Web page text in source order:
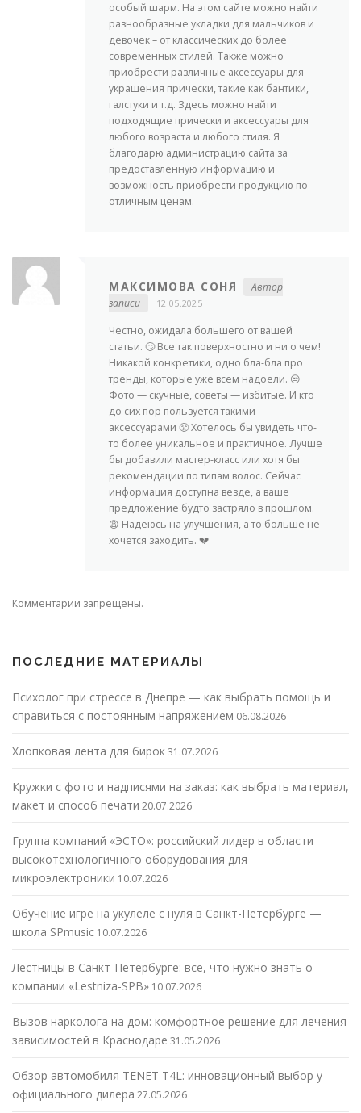
особый шарм. На этом сайте можно найти
разнообразные укладки для мальчиков и
девочек – от классических до более
современных стилей. Также можно
приобрести различные аксессуары для
украшения прически, такие как бантики,
галстуки и т.д. Здесь можно найти
подходящие прически и аксессуары для
любого возраста и любого стиля. Я
благодарю администрацию сайта за
предоставленную информацию и
возможность приобрести продукцию по
отличным ценам.
МАКСИМОВА СОНЯ
Автор
записи
12.05.2025
Честно, ожидала большего от вашей
статьи. 🙄 Все так поверхностно и ни о чем!
Никакой конкретики, одно бла-бла про
тренды, которые уже всем надоели. 😒
Фото — скучные, советы — избитые. И кто
до сих пор пользуется такими
аксессуарами 😤 Хотелось бы увидеть что-
то более уникальное и практичное. Лучше
бы добавили мастер-класс или хотя бы
рекомендации по типам волос. Сейчас
информация доступна везде, а ваше
предложение будто застряло в прошлом.
😩 Надеюсь на улучшения, а то больше не
хочется заходить. 💔
Комментарии запрещены.
ПОСЛЕДНИЕ МАТЕРИАЛЫ
Психолог при стрессе в Днепре — как выбрать помощь и
справиться с постоянным напряжением 06.08.2026
Хлопковая лента для бирок31.07.2026
Кружки с фото и надписями на заказ: как выбрать материал,
макет и способ печати 20.07.2026
Группа компаний «ЭСТО»: российский лидер в области
высокотехнологичного оборудования для
микроэлектроники 10.07.2026
Обучение игре на укулеле с нуля в Санкт-Петербурге —
школа SPmusic 10.07.2026
Лестницы в Санкт-Петербурге: всё, что нужно знать о
компании «Lestniza-SPB» 10.07.2026
Вызов нарколога на дом: комфортное решение для лечения
зависимостей в Краснодаре 31.05.2026
Обзор автомобиля TENET T4L: инновационный выбор у
официального дилера 27.05.2026